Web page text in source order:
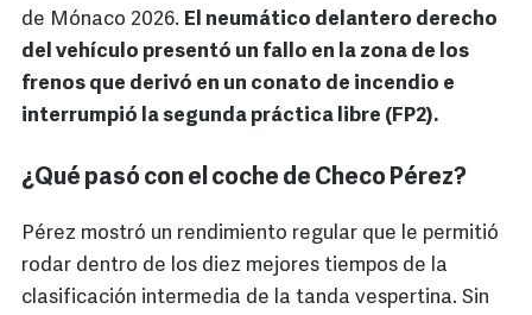
de Mónaco 2026. El neumático delantero derecho
del vehículo presentó un fallo en la zona de los
frenos que derivó en un conato de incendio e
interrumpió la segunda práctica libre (FP2).
¿Qué pasó con el coche de Checo Pérez?
Pérez mostró un rendimiento regular que le permitió
rodar dentro de los diez mejores tiempos de la
clasificación intermedia de la tanda vespertina. Sin